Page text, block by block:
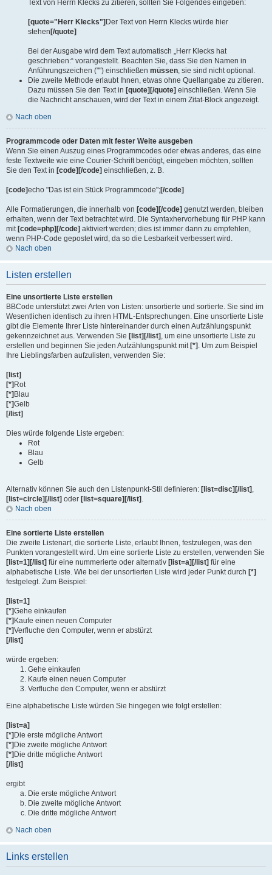
Text von Herrn Klecks zu zitieren, sollten Sie Folgendes eingeben:
[quote="Herr Klecks"] Der Text von Herrn Klecks würde hier
stehen [/quote]
Bei der Ausgabe wird dem Text automatisch „Herr Klecks hat
geschrieben:“ vorangestellt. Beachten Sie, dass Sie den Namen in
Anführungszeichen ("") einschließen müssen, sie sind nicht optional.
Die zweite Methode erlaubt Ihnen, etwas ohne Quellangabe zu zitieren.
Dazu müssen Sie den Text in [quote][/quote] einschließen. Wenn Sie
die Nachricht anschauen, wird der Text in einem Zitat-Block angezeigt.
Nach oben
Programmcode oder Daten mit fester Weite ausgeben
Wenn Sie einen Auszug eines Programmcodes oder etwas anderes, das eine
feste Textweite wie eine Courier-Schrift benötigt, eingeben möchten, sollten
Sie den Text in [code][/code] einschließen, z. B.
[code]echo "Das ist ein Stück Programmcode";[/code]
Alle Formatierungen, die innerhalb von [code][/code] genutzt werden, bleiben
erhalten, wenn der Text betrachtet wird. Die Syntaxhervorhebung für PHP kann
mit [code=php][/code] aktiviert werden; dies ist immer dann zu empfehlen,
wenn PHP-Code gepostet wird, da so die Lesbarkeit verbessert wird.
Nach oben
Listen erstellen
Eine unsortierte Liste erstellen
BBCode unterstützt zwei Arten von Listen: unsortierte und sortierte. Sie sind im
Wesentlichen identisch zu ihren HTML-Entsprechungen. Eine unsortierte Liste
gibt die Elemente Ihrer Liste hintereinander durch einen Aufzählungspunkt
gekennzeichnet aus. Verwenden Sie [list][/list] , um eine unsortierte Liste zu
erstellen und beginnen Sie jeden Aufzählungspunkt mit [*] . Um zum Beispiel
Ihre Lieblingsfarben aufzulisten, verwenden Sie:
[list]
[*] Rot
[*] Blau
[*]Gelb
[/list]
Dies würde folgende Liste ergeben:
Rot
Blau
Gelb
Alternativ können Sie auch den Listenpunkt-Stil definieren: [list=disc][/list] ,
[list=circle][/list] oder [list=square][/list] .
Nach oben
Eine sortierte Liste erstellen
Die zweite Listenart, die sortierte Liste, erlaubt Ihnen, festzulegen, was den
Punkten vorangestellt wird. Um eine sortierte Liste zu erstellen, verwenden Sie
[list=1][/list] für eine nummerierte oder alternativ [list=a][/list] für eine
alphabetische Liste. Wie bei der unsortierten Liste wird jeder Punkt durch [*]
festgelegt. Zum Beispiel:
[list=1]
[*]Gehe einkaufen
[*] Kaufe einen neuen Computer
[*]Verfluche den Computer, wenn er abstürzt
[/list]
würde ergeben:
Gehe einkaufen
Kaufe einen neuen Computer
Verfluche den Computer, wenn er abstürzt
Eine alphabetische Liste würden Sie hingegen wie folgt erstellen:
[list=a]
[*] Die erste mögliche Antwort
[*] Die zweite mögliche Antwort
[*] Die dritte mögliche Antwort
[/list]
ergibt
Die erste mögliche Antwort
Die zweite mögliche Antwort
Die dritte mögliche Antwort
Nach oben
Links erstellen